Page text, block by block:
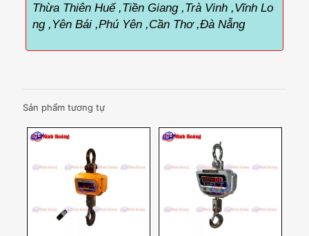
Thừa Thiên Huế ,Tiền Giang ,Trà Vinh ,Vĩnh Lo
ng ,Yên Bái ,Phú Yên ,Cần Thơ ,Đà Nẵng
Sản phẩm tương tự